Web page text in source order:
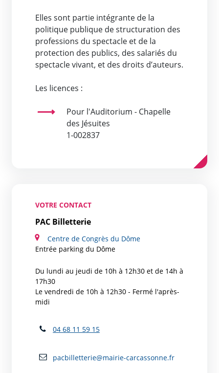
Elles sont partie intégrante de la
politique publique de structuration des
professions du spectacle et de la
protection des publics, des salariés du
spectacle vivant, et des droits d’auteurs.
Les licences :
Pour l'Auditorium - Chapelle
des Jésuites
1-002837
VOTRE CONTACT
PAC Billetterie
Centre de Congrès du Dôme
Entrée parking du Dôme
Du lundi au jeudi de 10h à 12h30 et de 14h à
17h30
Le vendredi de 10h à 12h30 - Fermé l'après-
midi
04 68 11 59 15
pacbilletterie@mairie-carcassonne.fr